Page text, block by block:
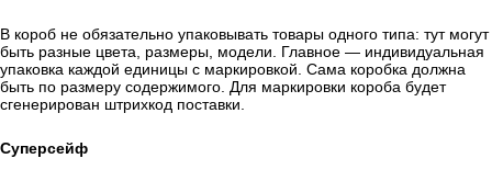
В короб не обязательно упаковывать товары одного типа: тут могут
быть разные цвета, размеры, модели. Главное — индивидуальная
упаковка каждой единицы с маркировкой. Сама коробка должна
быть по размеру содержимого. Для маркировки короба будет
сгенерирован штрихкод поставки.
Суперсейф